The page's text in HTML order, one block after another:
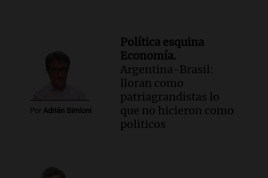
Por Adrián Simioni
Política esquina
Economía.
Argentina-Brasil:
lloran como
patriagrandistas lo
que no hicieron como
politicos